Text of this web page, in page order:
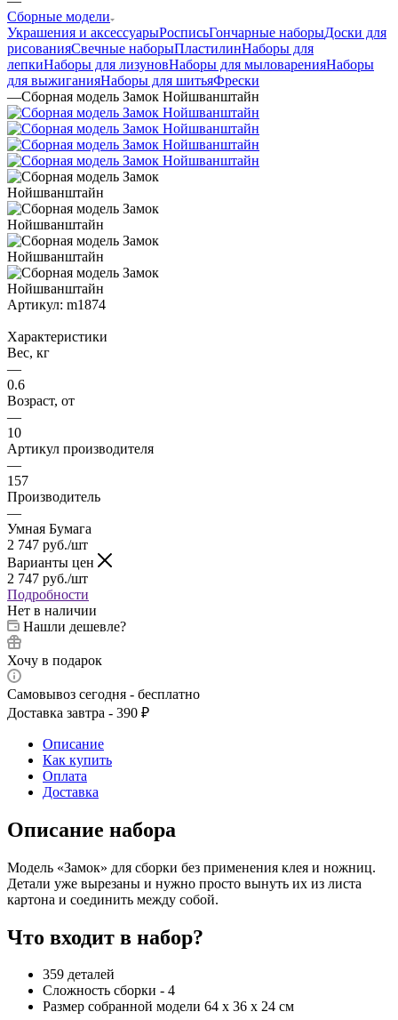
Сборные модели
Украшения и аксессуарыРосписьГончарные наборыДоски для
рисованияСвечные наборыПластилинНаборы для
лепкиНаборы для лизуновНаборы для мыловаренияНаборы
для выжиганияНаборы для шитьяФрески
—Сборная модель Замок Нойшванштайн
Артикул: m1874
Характеристики
Вес, кг
—
0.6
Возраст, от
—
10
Артикул производителя
—
157
Производитель
—
Умная Бумага
2 747 руб./шт
Варианты цен
2 747 руб./шт
Подробности
Нет в наличии
Нашли дешевле?
Хочу в подарок
Самовывоз сегодня - бесплатно
Доставка завтра - 390 ₽
Описание
Как купить
Оплата
Доставка
Описание набора
Модель «Замок» для сборки без применения клея и ножниц.
Детали уже вырезаны и нужно просто вынуть их из листа
картона и соединить между собой.
Что входит в набор?
359 деталей
Сложность сборки - 4
Размер собранной модели 64 х 36 х 24 см